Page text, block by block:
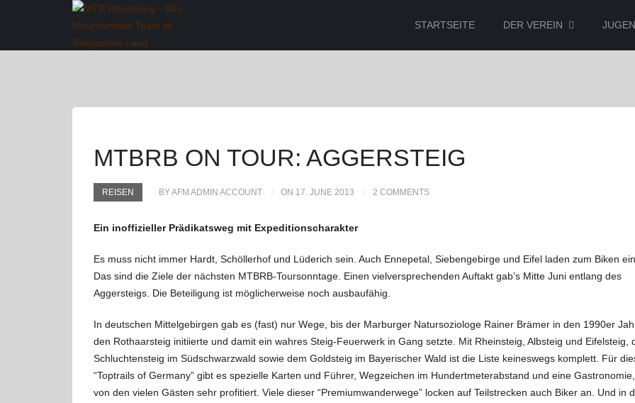
STARTSEITE DER VEREIN
MTBRB ON TOUR: AGGERSTEIG
REISEN BY AFM ADMIN ACCOUNT ON 17. JUNE 2013 2 COMMENTS
Ein inoffizieller Prädikatsweg mit Expeditionscharakter
Es muss nicht immer Hardt, Schöllerhof und Lüderich sein. Auch Ennepetal, Siebengebirge und Eifel laden zum Biken ein.
Das sind die Ziele der nächsten MTBRB-Toursonntage. Einen vielversprechenden Auftakt gab’s Mitte Juni entlang des
Aggersteigs. Die Beteiligung ist möglicherweise noch ausbaufähig.
In deutschen Mittelgebirgen gab es (fast) nur Wege, bis der Marburger Natursoziologe Rainer Brämer in den 1990er
den Rothaarsteig initiierte und damit ein wahres Steig-Feuerwerk in Gang setzte. Mit Rheinsteig, Albsteig und Eifelsteig,
Schluchtensteig im Südschwarzwald sowie dem Goldsteig im Bayerischer Wald ist die Liste keineswegs komplett. Für
“Toptrails of Germany” gibt es spezielle Karten und Führer, Wegzeichen im Hundertmeterabstand und eine
von den vielen Gästen sehr profitiert. Viele dieser “Premiumwanderwege” locken auf Teilstrecken auch Biker an. Und in